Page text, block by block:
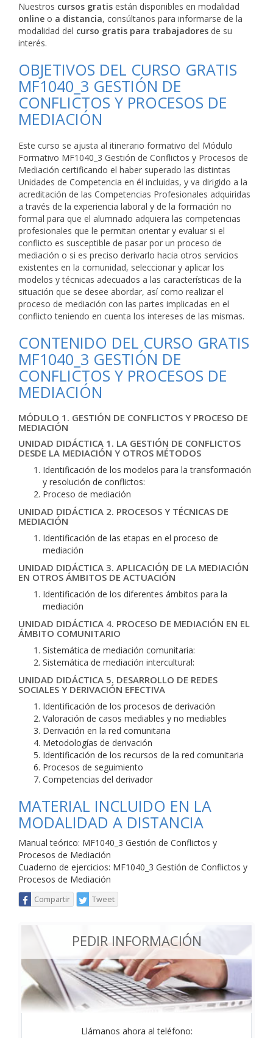
Nuestros cursos gratis están disponibles en modalidad
online o a distancia, consúltanos para informarse de la
modalidad del curso gratis para trabajadores de su
interés.
OBJETIVOS DEL CURSO GRATIS
MF1040_3 GESTIÓN DE
CONFLICTOS Y PROCESOS DE
MEDIACIÓN
Este curso se ajusta al itinerario formativo del Módulo
Formativo MF1040_3 Gestión de Conflictos y Procesos de
Mediación certificando el haber superado las distintas
Unidades de Competencia en él incluidas, y va dirigido a la
acreditación de las Competencias Profesionales adquiridas
a través de la experiencia laboral y de la formación no
formal para que el alumnado adquiera las competencias
profesionales que le permitan orientar y evaluar si el
conflicto es susceptible de pasar por un proceso de
mediación o si es preciso derivarlo hacia otros servicios
existentes en la comunidad, seleccionar y aplicar los
modelos y técnicas adecuados a las características de la
situación que se desee abordar, así como realizar el
proceso de mediación con las partes implicadas en el
conflicto teniendo en cuenta los intereses de las mismas.
CONTENIDO DEL CURSO GRATIS
MF1040_3 GESTIÓN DE
CONFLICTOS Y PROCESOS DE
MEDIACIÓN
MÓDULO 1. GESTIÓN DE CONFLICTOS Y PROCESO DE
MEDIACIÓN
UNIDAD DIDÁCTICA 1. LA GESTIÓN DE CONFLICTOS
DESDE LA MEDIACIÓN Y OTROS MÉTODOS
Identificación de los modelos para la transformación
y resolución de conflictos:
Proceso de mediación
UNIDAD DIDÁCTICA 2. PROCESOS Y TÉCNICAS DE
MEDIACIÓN
Identificación de las etapas en el proceso de
mediación
UNIDAD DIDÁCTICA 3. APLICACIÓN DE LA MEDIACIÓN
EN OTROS ÁMBITOS DE ACTUACIÓN
Identificación de los diferentes ámbitos para la
mediación
UNIDAD DIDÁCTICA 4. PROCESO DE MEDIACIÓN EN EL
ÁMBITO COMUNITARIO
Sistemática de mediación comunitaria:
Sistemática de mediación intercultural:
UNIDAD DIDÁCTICA 5. DESARROLLO DE REDES
SOCIALES Y DERIVACIÓN EFECTIVA
Identificación de los procesos de derivación
Valoración de casos mediables y no mediables
Derivación en la red comunitaria
Metodologías de derivación
Identificación de los recursos de la red comunitaria
Procesos de seguimiento
Competencias del derivador
MATERIAL INCLUIDO EN LA
MODALIDAD A DISTANCIA
Manual teórico: MF1040_3 Gestión de Conflictos y
Procesos de Mediación
Cuaderno de ejercicios: MF1040_3 Gestión de Conflictos y
Procesos de Mediación
Compartir Tweet
PEDIR INFORMACIÓN
Llámanos ahora al teléfono: